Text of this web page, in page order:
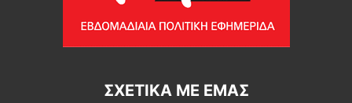
ΣΧΕΤΙΚΆ ΜΕ ΕΜΆΣ